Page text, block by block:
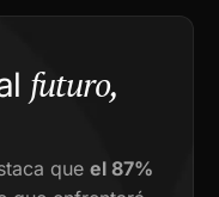
futuro,
que el 87%